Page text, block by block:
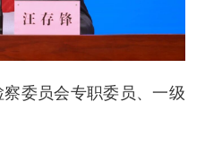
委员会专职委员、一级